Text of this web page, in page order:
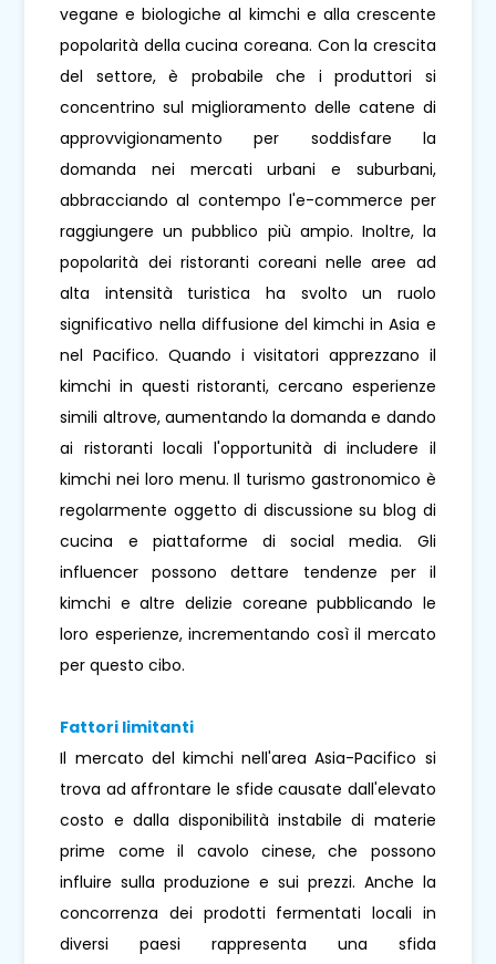
vegane e biologiche al kimchi e alla crescente
popolarità della cucina coreana. Con la crescita
del settore, è probabile che i produttori si
concentrino sul miglioramento delle catene di
approvvigionamento per soddisfare la
domanda nei mercati urbani e suburbani,
abbracciando al contempo l'e-commerce per
raggiungere un pubblico più ampio. Inoltre, la
popolarità dei ristoranti coreani nelle aree ad
alta intensità turistica ha svolto un ruolo
significativo nella diffusione del kimchi in Asia e
nel Pacifico. Quando i visitatori apprezzano il
kimchi in questi ristoranti, cercano esperienze
simili altrove, aumentando la domanda e dando
ai ristoranti locali l'opportunità di includere il
kimchi nei loro menu. Il turismo gastronomico è
regolarmente oggetto di discussione su blog di
cucina e piattaforme di social media. Gli
influencer possono dettare tendenze per il
kimchi e altre delizie coreane pubblicando le
loro esperienze, incrementando così il mercato
per questo cibo.
Fattori limitanti
Il mercato del kimchi nell'area Asia-Pacifico si
trova ad affrontare le sfide causate dall'elevato
costo e dalla disponibilità instabile di materie
prime come il cavolo cinese, che possono
influire sulla produzione e sui prezzi. Anche la
concorrenza dei prodotti fermentati locali in
diversi paesi rappresenta una sfida